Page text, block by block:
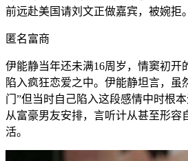
前远赴美国请刘文正做嘉宾，被婉拒。
匿名富商
伊能静当年还未满16周岁，情窦初开
陷入疯狂恋爱之中。伊能静坦言，虽
门”但当时自己陷入这段感情中时根
从富豪男友安排，言听计从甚至形容
活。